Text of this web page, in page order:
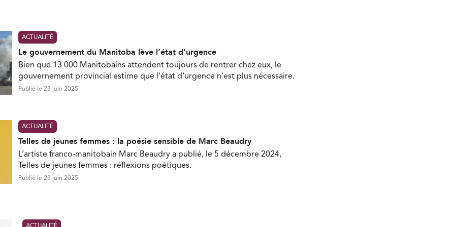
ACTUALITÉ
Le gouvernement du Manitoba lève l’état d’urgence
Bien que 13 000 Manitobains attendent toujours de rentrer chez eux, le
gouvernement provincial estime que l'état d'urgence n'est plus nécessaire.
Publié le 23 juin 2025
ACTUALITÉ
Telles de jeunes femmes : la poésie sensible de Marc Beaudry
L’artiste franco-manitobain Marc Beaudry a publié, le 5 décembre 2024,
Telles de jeunes femmes : réflexions poétiques.
Publié le 23 juin 2025